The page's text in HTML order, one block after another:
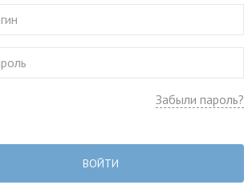
Забыли пароль?
ВОЙТИ